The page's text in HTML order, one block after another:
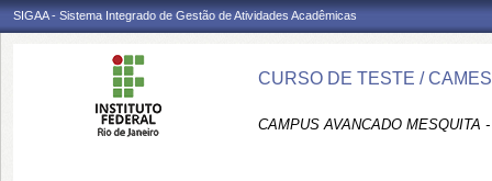
SIGAA - Sistema Integrado de Gestão de Atividades Acadêmicas
CURSO DE TESTE /
CAMPUS AVANCADO MESQUITA